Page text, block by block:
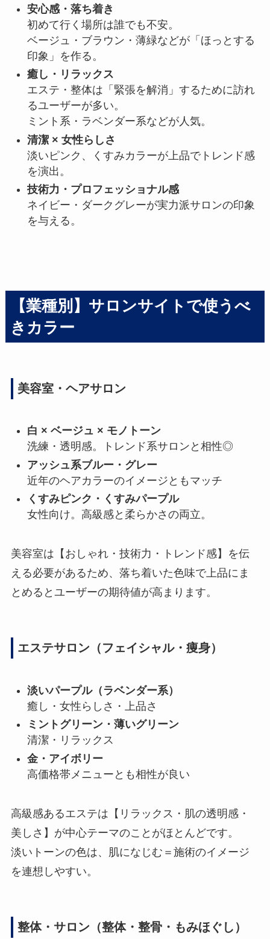
安心感・落ち着き
初めて行く場所は誰でも不安。
ベージュ・ブラウン・薄緑などが「ほっとする
印象」を作る。
癒し・リラックス
エステ・整体は「緊張を解消」するために訪れ
るユーザーが多い。
ミント系・ラベンダー系などが人気。
清潔 × 女性らしさ
淡いピンク、くすみカラーが上品でトレンド感
を演出。
技術力・プロフェッショナル感
ネイビー・ダークグレーが実力派サロンの印象
を与える。
【業種別】サロンサイトで使うべ
きカラー
美容室・ヘアサロン
白 × ベージュ × モノトーン
洗練・透明感。トレンド系サロンと相性◎
アッシュ系ブルー・グレー
近年のヘアカラーのイメージともマッチ
くすみピンク・くすみパープル
女性向け。高級感と柔らかさの両立。
美容室は【おしゃれ・技術力・トレンド感】を伝
える必要があるため、落ち着いた色味で上品にま
とめるとユーザーの期待値が高まります。
エステサロン（フェイシャル・痩身）
淡いパープル（ラベンダー系）
癒し・女性らしさ・上品さ
ミントグリーン・薄いグリーン
清潔・リラックス
金・アイボリー
高価格帯メニューとも相性が良い
高級感あるエステは【リラックス・肌の透明感・
美しさ】が中心テーマのことがほとんどです。
淡いトーンの色は、肌になじむ＝施術のイメージ
を連想しやすい。
整体・サロン（整体・整骨・もみほぐし）